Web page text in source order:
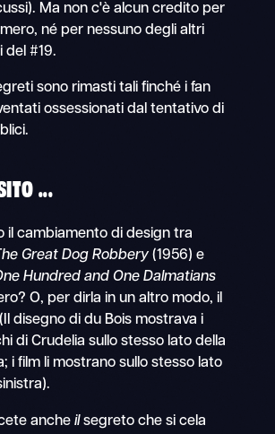
Ma non c'è alcun credito per
né per nessuno degli altri
del #19.
sono rimasti tali finché i fan
ossessionati dal tentativo di
...
il cambiamento di design tra
Great Dog Robbery (1956) e
Hundred and One Dalmatians
O, per dirla in un altro modo, il
disegno di du Bois mostrava i
di Crudelia sullo stesso lato della
i film li mostrano sullo stesso lato
anche ilsegreto che si cela